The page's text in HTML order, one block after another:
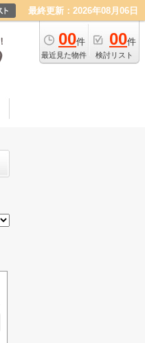
最終更新：2026年08月06日
00件
最近見た物件
00件
検討リスト